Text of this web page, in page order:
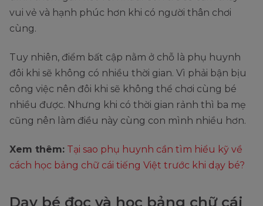
vui vẻ và hạnh phúc hơn khi có người thân chơi
cùng.
Tuy nhiên, điểm bất cập nằm ở chỗ là phụ huynh
đôi khi sẽ không có nhiều thời gian. Vì phải bận bịu
công việc nên đôi khi sẽ không thể chơi cùng bé
nhiều được. Nhưng khi có thời gian rảnh thì ba mẹ
cũng nên làm điều này cùng con mình nhiều hơn.
Xem thêm: Tại sao phụ huynh cần tìm hiểu kỹ về
cách học bảng chữ cái tiếng Việt trước khi dạy bé?
Dạy bé đọc và học bảng chữ cái